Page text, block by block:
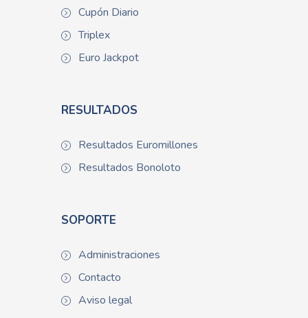
Cupón Diario
Triplex
Euro Jackpot
RESULTADOS
Resultados Euromillones
Resultados Bonoloto
SOPORTE
Administraciones
Contacto
Aviso legal